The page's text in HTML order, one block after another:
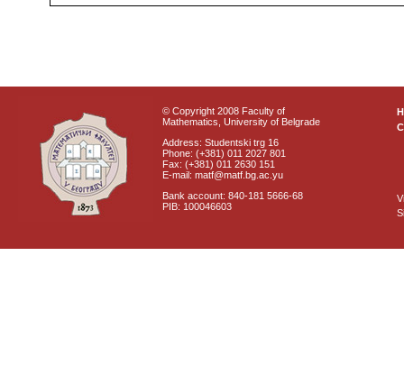
© Copyright 2008 Faculty of
Mathematics, University of Belgrade
Address: Studentski trg 16
Phone: (+381) 011 2027 801
Fax: (+381) 011 2630 151
E-mail: matf@matf.bg.ac.yu
Bank account: 840-181 5666-68
PIB: 100046603